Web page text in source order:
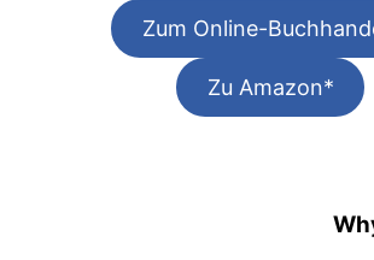
Zum Online-
Zu Amazon*